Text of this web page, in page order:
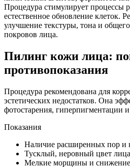
Процедура стимулирует процессы
естественное обновление клеток.
улучшение текстуры, тона и
покровов лица.
Пилинг кожи лица:
противопоказания
Процедура рекомендована для
эстетических недостатков. Она
фотостарения, гиперпигментации
Показания
Наличие расширенных пор и
Тусклый, неровный цвет
Мелкие морщины и снижение